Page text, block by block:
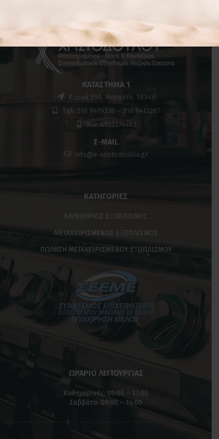
ΚΑΤΆΣΤΗΜΑ 1
Κοραή 59Α, Μοσχάτο, 18345
Τηλ: 210 9419338 – 210 9413267
Κιν: 6932274463
E-MAIL
info@e-xristodoulou.gr
ΚΑΤΗΓΟΡΊΕΣ
ΚΑΙΝΟΥΡΙΟΣ ΕΞΟΠΛΙΣΜΟΣ
ΜΕΤΑΧΕΙΡΙΣΜΕΝΟΣ ΕΞΟΠΛΙΣΜΟΣ
ΠΩΛΗΣΗ ΜΕΤΑΧΕΙΡΙΣΜΕΝΟΥ ΕΞΟΠΛΙΣΜΟΥ
ΩΡΑΡΙΟ ΛΕΙΤΟΥΡΓΙΑΣ
Καθημερινές: 09:00 – 17:00
Σαββάτο: 09:00 – 14:00